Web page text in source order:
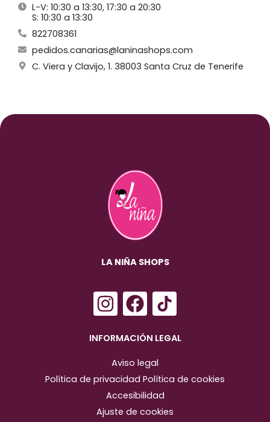
L-V: 10:30 a 13:30, 17:30 a 20:30
S: 10:30 a 13:30
822708361
pedidos.canarias@laninashops.com
C. Viera y Clavijo, 1. 38003 Santa Cruz de Tenerife
LA NIÑA SHOPS
I
n
s
a
g
r
F
a
c
e
b
o
o
INFORMACIÓN LEGAL
Aviso legal
Política de privacidad Política de cookies
Accesibilidad
Ajuste de cookies